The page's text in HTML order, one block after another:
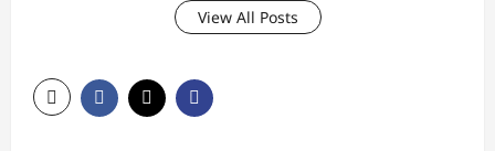
View All Posts